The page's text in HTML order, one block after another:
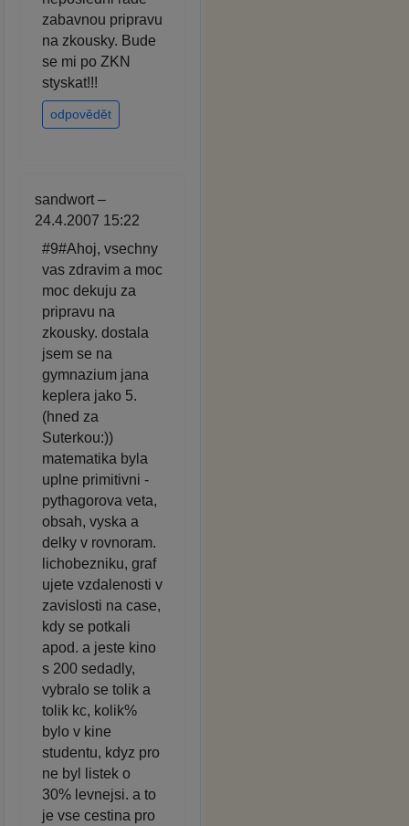
zabavnou pripravu
na zkousky. Bude
se mi po ZKN
styskat!!!
odpovědět
sandwort –
24.4.2007 15:22
#9#Ahoj, vsechny
vas zdravim a moc
moc dekuju za
pripravu na
zkousky. dostala
jsem se na
gymnazium jana
keplera jako 5.
(hned za
Suterkou:))
matematika byla
uplne primitivni -
pythagorova veta,
obsah, vyska a
delky v rovnoram.
lichobezniku, graf
ujete vzdalenosti v
zavislosti na case,
kdy se potkali
apod. a jeste kino
s 200 sedadly,
vybralo se tolik a
tolik kc, kolik%
bylo v kine
studentu, kdyz pro
ne byl listek o
30% levnejsi. a to
je vse cestina pro